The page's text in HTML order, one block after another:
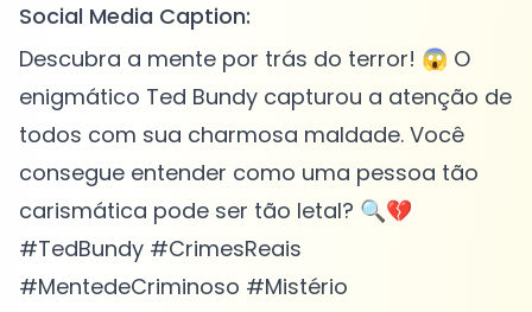
Social Media Caption:
Descubra a mente por trás do terror! 😱 O
enigmático Ted Bundy capturou a atenção de
todos com sua charmosa maldade. Você
consegue entender como uma pessoa tão
carismática pode ser tão letal? 🔍💔
#TedBundy #CrimesReais
#MentedeCriminoso #Mistério